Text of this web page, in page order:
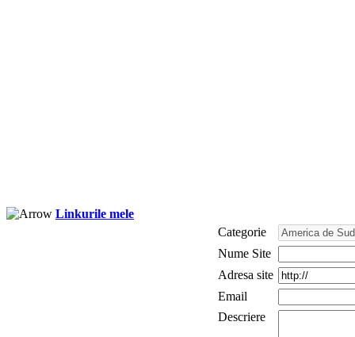
Linkurile mele
Categorie
Nume Site
Adresa site
Email
Descriere